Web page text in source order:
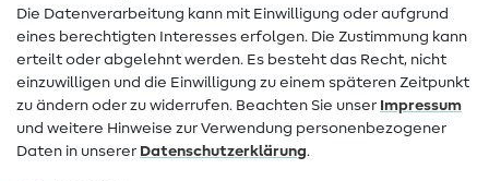
Widerrufsrecht
Beliebt
Stoffe
Die Datenverarbeitung kann mit Einwilligung oder aufgrund
eines berechtigten Interesses erfolgen. Die Zustimmung kann
erteilt oder abgelehnt werden. Es besteht das Recht, nicht
einzuwilligen und die Einwilligung zu einem späteren Zeitpunkt
zu ändern oder zu widerrufen. Beachten Sie unser Impressum
und weitere Hinweise zur Verwendung personenbezogener
Daten in unserer Daten­schutz­erklärung.